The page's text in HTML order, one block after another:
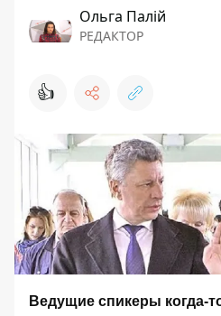
Ольга Палій
РЕДАКТОР
👍
Ведущие спикеры когда-